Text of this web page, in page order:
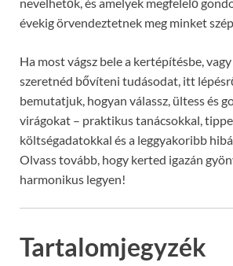
évekig örvendeztetnek meg minket
Ha most vágsz bele a kertépítésbe,
szeretnéd bővíteni tudásodat, itt
bemutatjuk, hogyan válassz, ültess és
virágokat – praktikus tanácsokkal,
költségadatokkal és a leggyakoribb
Olvass tovább, hogy kerted igazán
harmonikus legyen!
Tartalomjegyzék